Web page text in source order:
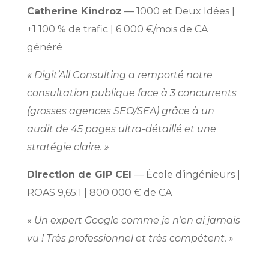
Catherine Kindroz — 1000 et Deux Idées |
+1 100 % de trafic | 6 000 €/mois de CA
généré
« Digit’All Consulting a remporté notre
consultation publique face à 3 concurrents
(grosses agences SEO/SEA) grâce à un
audit de 45 pages ultra-détaillé et une
stratégie claire. »
Direction de GIP CEI — École d’ingénieurs |
ROAS 9,65:1 | 800 000 € de CA
« Un expert Google comme je n’en ai jamais
vu ! Très professionnel et très compétent. »